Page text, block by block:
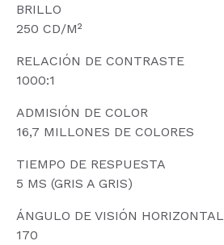
BRILLO
250 CD/M²
RELACIÓN DE CONTRASTE
1000:1
ADMISIÓN DE COLOR
16,7 MILLONES DE COLORES
TIEMPO DE RESPUESTA
5 MS (GRIS A GRIS)
ÁNGULO DE VISIÓN HORIZONTAL
170